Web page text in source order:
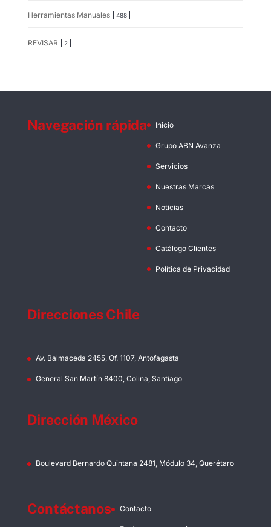
Herramientas Manuales 488
REVISAR 2
Navegación rápida Inicio
Grupo ABN Avanza
Servicios
Nuestras Marcas
Noticias
Contacto
Catálogo Clientes
Política de Privacidad
Direcciones Chile
Av. Balmaceda 2455, Of. 1107, Antofagasta
General San Martín 8400, Colina, Santiago
Dirección México
Boulevard Bernardo Quintana 2481, Módulo 34, Querétaro
Contáctanos Contacto